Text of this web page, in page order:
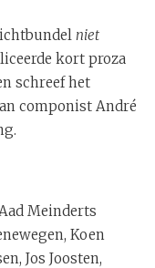
niet
kort proza
schreef het
componist André
Meinderts
Koen
Jos Joosten,